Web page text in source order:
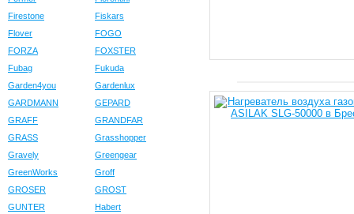
Firestone
Fiskars
Flover
FOGO
FORZA
FOXSTER
Fubag
Fukuda
Garden4you
Gardenlux
GARDMANN
GEPARD
GRAFF
GRANDFAR
GRASS
Grasshopper
Gravely
Greengear
GreenWorks
Groff
GROSER
GROST
GUNTER
Habert